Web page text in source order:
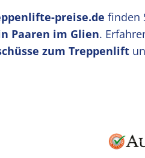
preise.de finden
Paaren im Glien.
zum Treppenlift